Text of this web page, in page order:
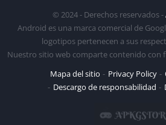
© 2024 - Derechos reservados -
Android es una marca comercial de
logotipos pertenecen a sus
Nuestro sitio web comparte contenido con
Mapa del sitio
Privacy Policy
Descargo de responsabilidad